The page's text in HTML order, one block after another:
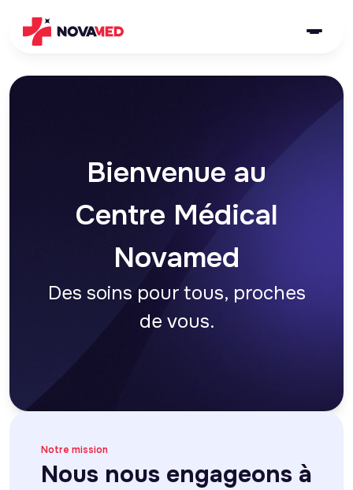
Bienvenue au
Centre Médical
Novamed
Des soins pour tous, proches
de vous.
Notre mission
Nous nous engageons à